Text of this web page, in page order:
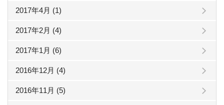
2017年4月 (1)
2017年2月 (4)
2017年1月 (6)
2016年12月 (4)
2016年11月 (5)